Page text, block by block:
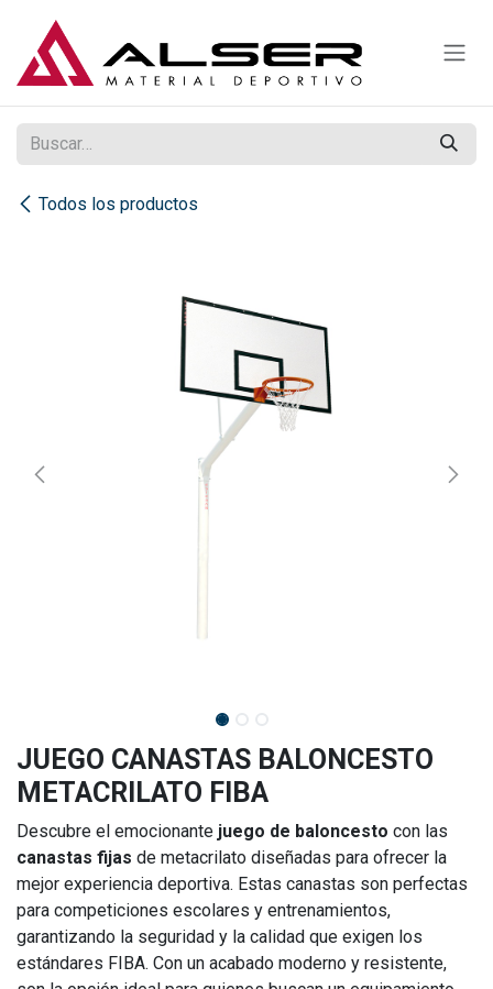
Todos los productos
JUEGO CANASTAS BALONCESTO
METACRILATO FIBA
Descubre el emocionante juego de baloncesto con las
canastas fijas de metacrilato diseñadas para ofrecer la
mejor experiencia deportiva. Estas canastas son perfectas
para competiciones escolares y entrenamientos,
garantizando la seguridad y la calidad que exigen los
estándares FIBA. Con un acabado moderno y resistente,